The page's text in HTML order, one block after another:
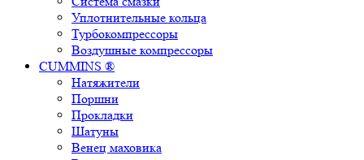
Уплотнительные кольца
Турбокомпрессоры
Воздушные компрессоры
CUMMINS ®
Натяжители
Поршни
Прокладки
Шатуны
Венец маховика